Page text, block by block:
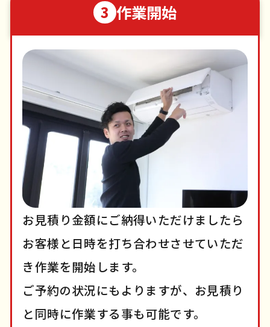
3 作業開始
お見積り金額にご納得いただけましたら
お客様と日時を打ち合わせさせていただ
き作業を開始します。
ご予約の状況にもよりますが、お見積り
と同時に作業する事も可能です。